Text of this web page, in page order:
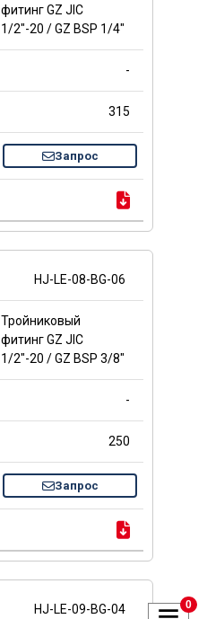
фитинг GZ JIC
1/2"-20 / GZ BSP 1/4"
-
315
Запрос
HJ-LE-08-BG-06
Тройниковый
фитинг GZ JIC
1/2"-20 / GZ BSP 3/8"
-
250
Запрос
HJ-LE-09-BG-04 0